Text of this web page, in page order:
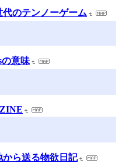
代のテンノーゲーム
の意味
から送る物欲日記